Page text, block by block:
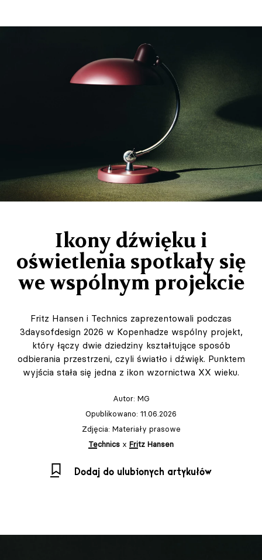
Ikony dźwięku i
oświetlenia spotkały się
we wspólnym projekcie
Fritz Hansen i Technics zaprezentowali podczas
3daysofdesign 2026 w Kopenhadze wspólny projekt,
który łączy dwie dziedziny kształtujące sposób
odbierania przestrzeni, czyli światło i dźwięk. Punktem
wyjścia stała się jedna z ikon wzornictwa XX wieku.
Autor: MG
Opublikowano: 11.06.2026
Zdjęcia: Materiały prasowe
Technics x Fritz Hansen
Dodaj do ulubionych artykułów